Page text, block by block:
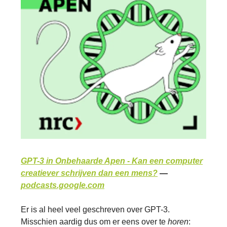
GPT-3 in Onbehaarde Apen - Kan een computer
creatiever schrijven dan een mens? —
podcasts.google.com
Er is al heel veel geschreven over GPT-3.
Misschien aardig dus om er eens over te horen: